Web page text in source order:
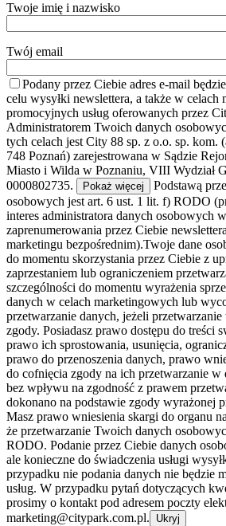
Twoje imię i nazwisko
Twój email
Podany przez Ciebie adres e-mail
celu wysyłki newslettera, a także w celach
promocyjnych usług oferowanych przez
Administratorem Twoich danych
tych celach jest City 88 sp. z o.o. sp. kom.
748 Poznań) zarejestrowana w Sądzie
Miasto i Wilda w Poznaniu, VIII Wydział
0000802735.
Pokaż więcej
Podstawą
osobowych jest art. 6 ust. 1 lit. f) RODO
interes administratora danych osobowych
zaprenumerowania przez Ciebie
marketingu bezpośrednim).Twoje dane
do momentu skorzystania przez Ciebie z
zaprzestaniem lub ograniczeniem
szczególności do momentu wyrażenia
danych w celach marketingowych lub
przetwarzanie danych, jeżeli
zgody. Posiadasz prawo dostępu do treści
prawo ich sprostowania, usunięcia,
prawo do przenoszenia danych, prawo
do cofnięcia zgody na ich przetwarzanie
bez wpływu na zgodność z prawem
dokonano na podstawie zgody wyrażonej
Masz prawo wniesienia skargi do organu
że przetwarzanie Twoich danych
RODO. Podanie przez Ciebie danych
ale konieczne do świadczenia usługi
przypadku nie podania danych nie będzie
usług. W przypadku pytań dotyczących
prosimy o kontakt pod adresem poczty
marketing@citypark.com.pl.
Ukryj